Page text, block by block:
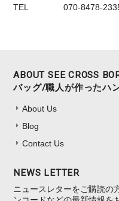
TEL
070-8478-
ABOUT SEE CROSS
バッグ/職人が作ったハ
About Us
Blog
Contact Us
NEWS LETTER
ニュースレターをご購読の